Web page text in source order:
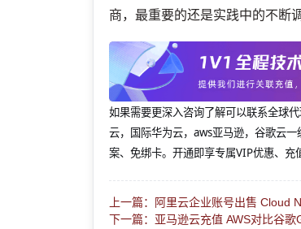
商，最重要的还是实践中的不断
如果需要更深入咨询了解可以联系全球
云，国际华为云，aws亚马逊，谷歌云
案、免绑卡。开通即享专属VIP优惠、充
上一篇：阿里云企业账号出售 Cloud
下一篇：亚马逊云充值 AWS对比谷歌